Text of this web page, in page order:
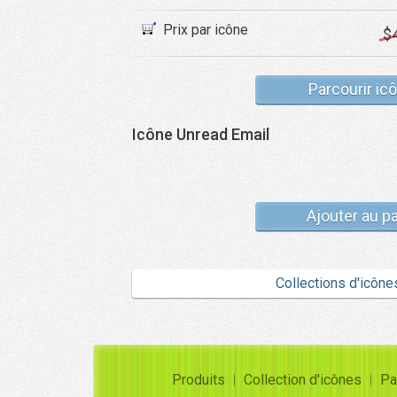
Prix par icône $
Parcourir
Icône Unread Email
Ajouter au
Collections
Produits Collection d'icônes